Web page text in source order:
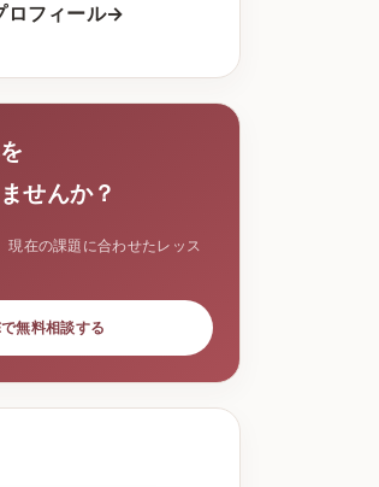
ロフィール
せんか？
現在の課題に合わせたレッス
無料相談する